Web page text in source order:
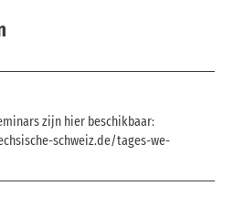
zijn hier beschikbaar:
schweiz.de/tages-we-